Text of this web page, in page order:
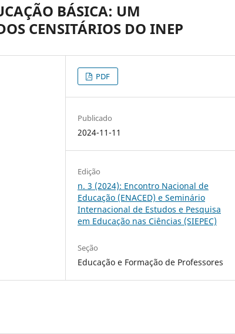
BÁSICA: UM
CENSITÁRIOS DO INEP
PDF
Publicado
2024-11-11
Edição
n. 3 (2024): Encontro Nacional de
Educação (ENACED) e Seminário
Internacional de Estudos e Pesquisa
em Educação nas Ciências (SIEPEC)
Seção
Educação e Formação de Professores